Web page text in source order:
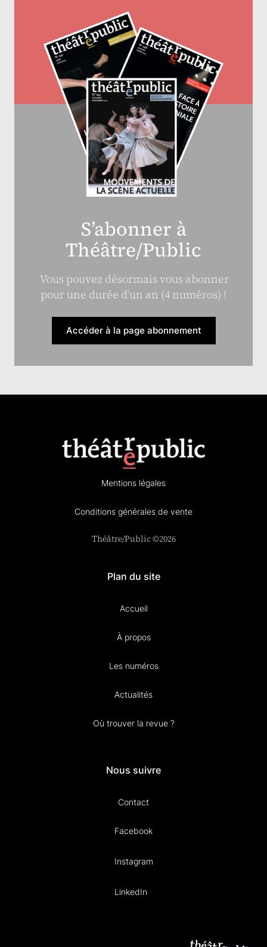
S’abonner à
Théâtre/Public
Vous pouvez désormais vous abonner
pour une durée d’un an (4 numéros) !
Accéder à la page abonnement
Mentions légales
Conditions générales de vente
Théâtre/Public ©2026
Plan du site
Accueil
À propos
Les numéros
Actualités
Où trouver la revue ?
Nous suivre
Contact
Facebook
Instagram
LinkedIn